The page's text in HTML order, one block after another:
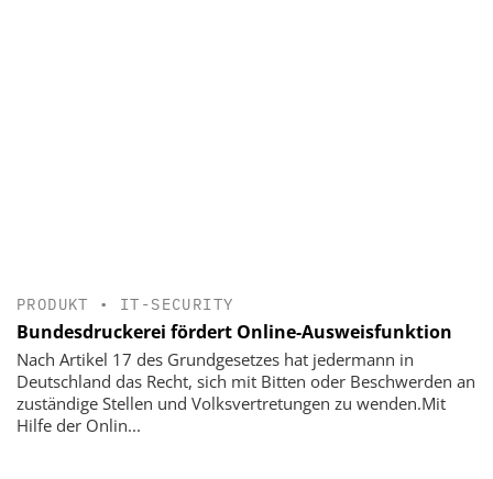
PRODUKT • IT-SECURITY
Bundesdruckerei fördert Online-Ausweisfunktion
Nach Artikel 17 des Grundgesetzes hat jedermann in
Deutschland das Recht, sich mit Bitten oder Beschwerden an
zuständige Stellen und Volksvertretungen zu wenden.Mit
Hilfe der Onlin...